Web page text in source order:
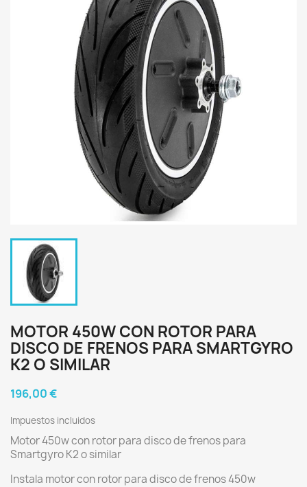
MOTOR 450W CON ROTOR PARA
DISCO DE FRENOS PARA SMARTGYRO
K2 O SIMILAR
196,00 €
Impuestos incluidos
Motor 450w con rotor para disco de frenos para
Smartgyro K2 o similar
Instala motor con rotor para disco de frenos 450w